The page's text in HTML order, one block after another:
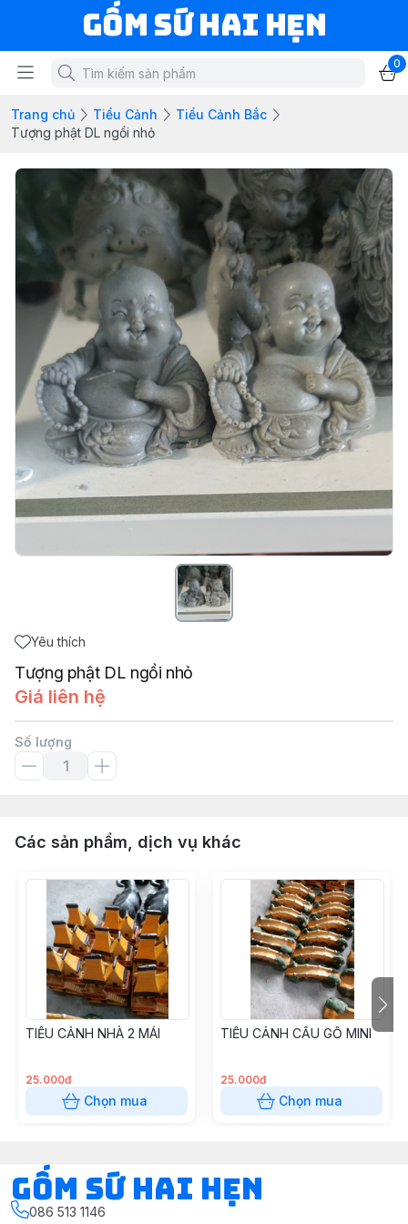
Gốm Sứ Hai Hẹn
0
Trang chủ Tiểu Cảnh
Tiểu Cảnh Bắc
Tượng phật DL ngồi nhỏ
Yêu thích
Tượng phật DL ngồi nhỏ
Giá liên hệ
Số lượng
Các sản phẩm, dịch vụ khác
TIỂU CẢNH NHÀ 2 MÁI
25.000đ
Chọn mua
TIỂU CẢNH CẦU GỖ MINI
25.000đ
Chọn mua
Gốm Sứ Hai Hẹn
086 513 1146